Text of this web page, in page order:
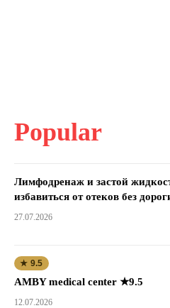
Popular
Лимфодренаж и застой
избавиться от отеков без
27.07.2026
★ 9.5
AMBY medical center ★9.5
12.07.2026